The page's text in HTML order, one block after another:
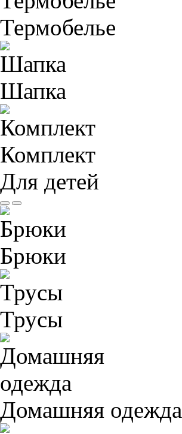
Термобелье
Шапка
Комплект
Для детей
Брюки
Трусы
Домашняя одежда